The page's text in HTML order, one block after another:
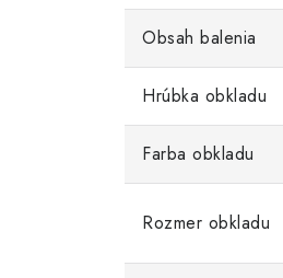
Obsah balenia
Hrúbka obkladu
Farba obkladu
Rozmer obkladu